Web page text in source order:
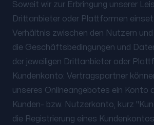
Soweit wir zur Erbringung unserer
Drittanbieter oder Plattformen
Verhältnis zwischen den Nutzern
die Geschäftsbedingungen und
der jeweiligen Drittanbieter oder
Kundenkonto: Vertragspartner
unseres Onlineangebotes ein Konto
Kunden- bzw. Nutzerkonto, kurz
die Registrierung eines